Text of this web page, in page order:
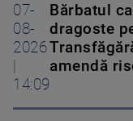
07-
08-
2026
|
14:09
Bărbatul
dragoste
amendă